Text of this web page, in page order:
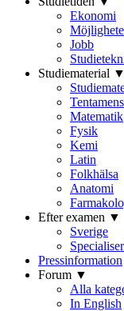
Ekonomi
Jobb
Studiematerial ▼
Matematik
Fysik
Kemi
Latin
Folkhälsa
Anatomi
Efter examen ▼
Sverige
Pressinformation
Forum ▼
Alla
In English